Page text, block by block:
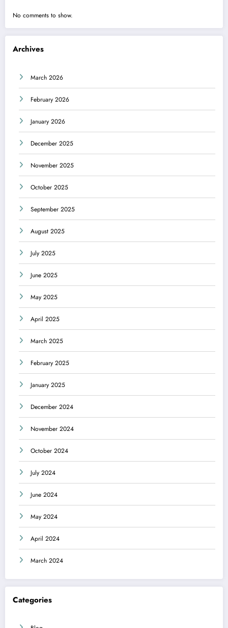
No comments to show.
Archives
March 2026
February 2026
January 2026
December 2025
November 2025
October 2025
September 2025
August 2025
July 2025
June 2025
May 2025
April 2025
March 2025
February 2025
January 2025
December 2024
November 2024
October 2024
July 2024
June 2024
May 2024
April 2024
March 2024
Categories